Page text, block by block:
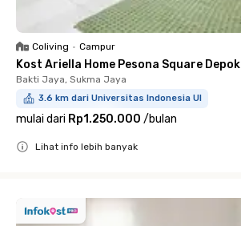
Coliving • Campur
Kost Ariella Home Pesona Square Depok
Bakti Jaya, Sukma Jaya
3.6 km dari Universitas Indonesia UI
mulai dari Rp1.250.000 /bulan
Lihat info lebih banyak